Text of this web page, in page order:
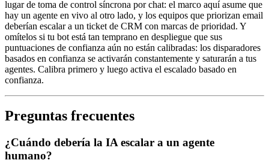
lugar de toma de control síncrona por chat: el marco aquí asume que
hay un agente en vivo al otro lado, y los equipos que priorizan email
deberían escalar a un ticket de CRM con marcas de prioridad. Y
omítelos si tu bot está tan temprano en despliegue que sus
puntuaciones de confianza aún no están calibradas: los disparadores
basados en confianza se activarán constantemente y saturarán a tus
agentes. Calibra primero y luego activa el escalado basado en
confianza.
Preguntas frecuentes
¿Cuándo debería la IA escalar a un agente
humano?